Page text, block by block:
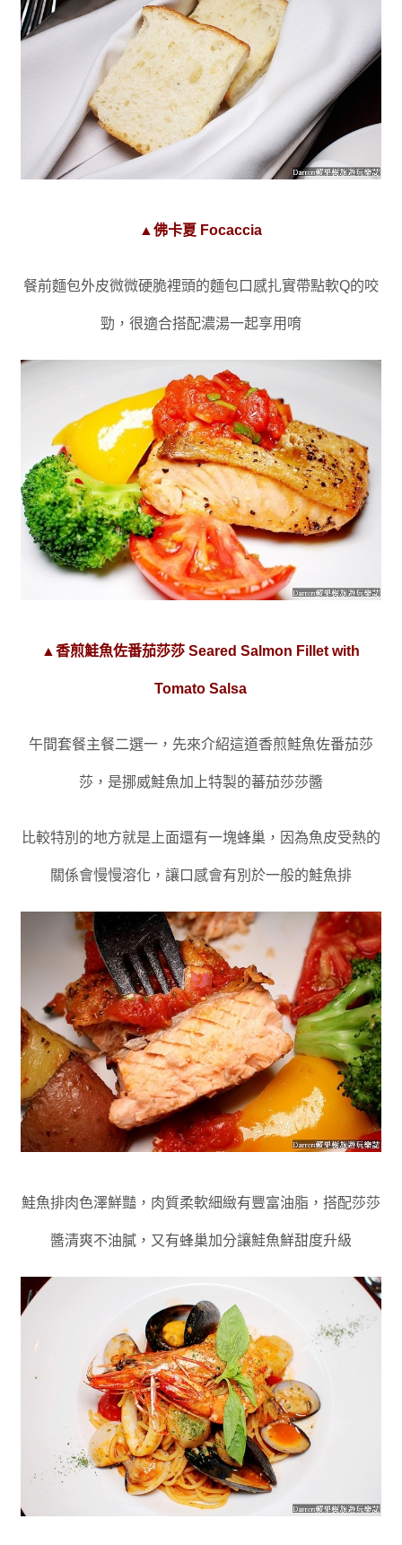
▲佛卡夏 Focaccia
餐前麵包外皮微微硬脆裡頭的麵包口感扎實帶點軟Q的咬
勁 ，很適合搭配濃湯一起享用唷
▲香煎鮭魚佐番茄莎莎 Seared Salmon Fillet with
Tomato Salsa
午間套餐主餐二選一， 先來介紹這道香煎鮭魚佐番茄莎
莎 ， 是挪威鮭魚加上特製的蕃茄莎莎醬
比較特別的地方就是上面還有一塊蜂巢 ， 因為魚皮受熱的
關係會慢慢溶化 ，讓口感會有別於一般的鮭魚排
鮭魚排肉色澤鮮豔， 肉質柔軟細緻有豐富油脂 ， 搭配莎莎
醬清爽不油膩， 又有蜂巢加分讓鮭魚鮮甜度升級